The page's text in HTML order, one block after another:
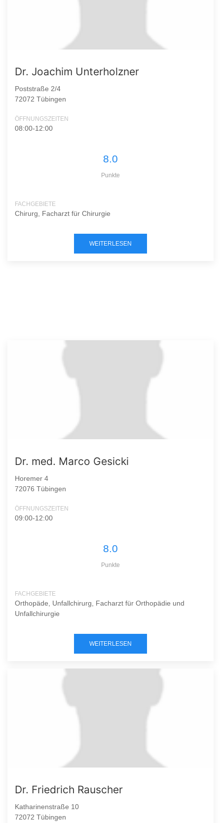
Dr. Joachim Unterholzner
Poststraße 2/4
72072 Tübingen
ÖFFNUNGSZEITEN
08:00-12:00
8.0
Punkte
FACHGEBIETE
Chirurg, Facharzt für Chirurgie
WEITERLESEN
Dr. med. Marco Gesicki
Horemer 4
72076 Tübingen
ÖFFNUNGSZEITEN
09:00-12:00
8.0
Punkte
FACHGEBIETE
Orthopäde, Unfallchirurg, Facharzt für Orthopädie und
Unfallchirurgie
WEITERLESEN
Dr. Friedrich Rauscher
Katharinenstraße 10
72072 Tübingen